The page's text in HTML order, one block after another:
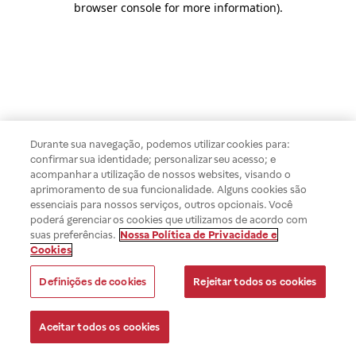
browser console for more information).
Durante sua navegação, podemos utilizar cookies para:
confirmar sua identidade; personalizar seu acesso; e
acompanhar a utilização de nossos websites, visando o
aprimoramento de sua funcionalidade. Alguns cookies são
essenciais para nossos serviços, outros opcionais. Você
poderá gerenciar os cookies que utilizamos de acordo com
suas preferências. Nossa Política de Privacidade e
Cookies
Definições de cookies Rejeitar todos os cookies
Aceitar todos os cookies